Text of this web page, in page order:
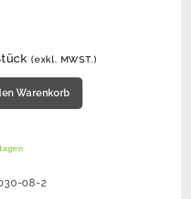
(exkl. MWST.)
Warenkorb
08-2